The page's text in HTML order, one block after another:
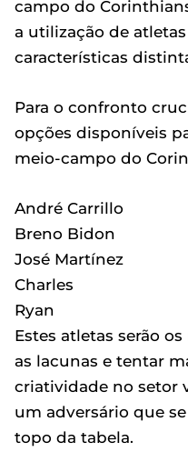
campo do
a utilização de
características
Para o confronto
opções disponíveis
meio-campo do
André Carrillo
Breno Bidon
José Martínez
Charles
Ryan
Estes atletas serão
as lacunas e tentar
criatividade no setor
um adversário que
topo da tabela.